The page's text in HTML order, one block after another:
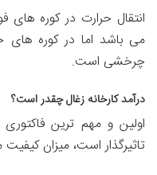
انتقال حرارت در کوره
می باشد اما در کوره
چرخشی است.
درآمد کارخانه زغال چقدر است؟
اولین و مهم ترین
تاثیرگذار است، میزان